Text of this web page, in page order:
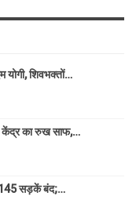
योगी, शिवभक्तों…
केंद्र का रुख साफ,…
145 सड़कें बंद;…